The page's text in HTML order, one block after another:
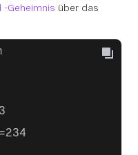
-Geheimnis über das